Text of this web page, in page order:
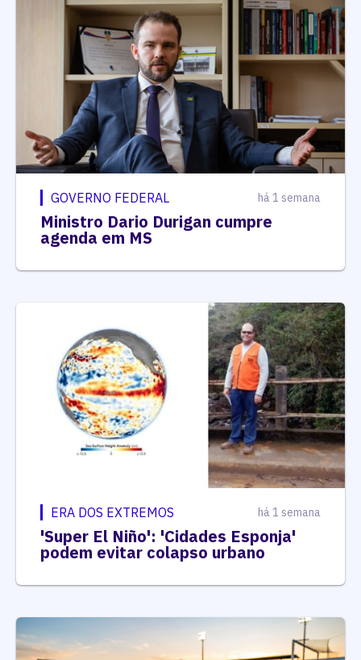
GOVERNO FEDERAL há 1 semana
Ministro Dario Durigan cumpre
agenda em MS
ERA DOS EXTREMOS há 1 semana
'Super El Niño': 'Cidades Esponja'
podem evitar colapso urbano